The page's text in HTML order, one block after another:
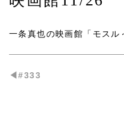
一条真也の映画館「モス
◀︎#333